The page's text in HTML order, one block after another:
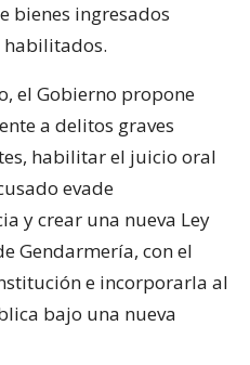
bienes ingresados
habilitados.
el Gobierno propone
a delitos graves
habilitar el juicio oral
evade
y crear una nueva Ley
Gendarmería, con el
e incorporarla al
bajo una nueva